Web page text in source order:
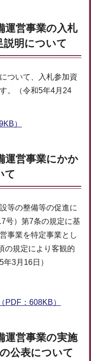
運営事業の入札
説明について
ついて、入札参加資
。（令和5年4月24
）
運営事業にかか
て
等の整備等の促進に
号）第7条の規定に基
事業を特定事業とし
の規定により客観的
3月16日）
PDF：608KB）
運営事業の実施
公表について